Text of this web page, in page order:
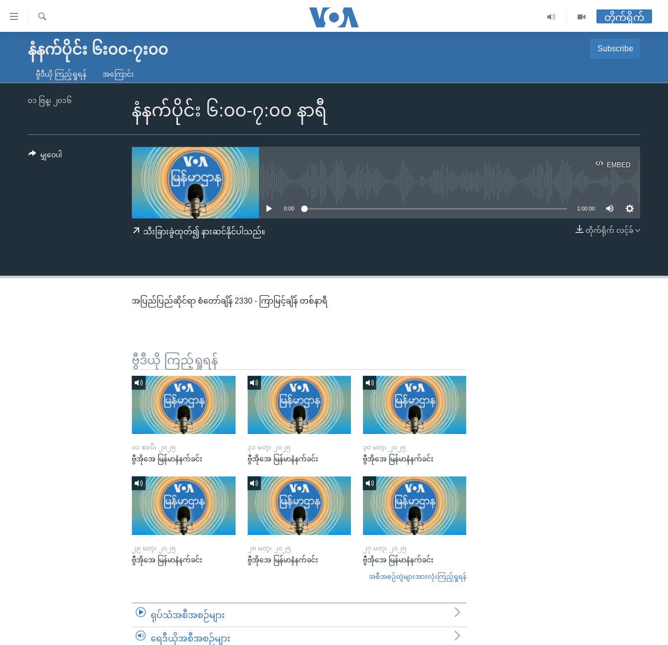
လွယ်ကူ
သည့်
ကျော်
မူလစာမျက်နှာ
ကမ္ဘာ့သတင်းများ
နိုင်ငံတကာ
တရုတ်
အစ္စရေး-ပါလက်စတိုင်း
ရပ်ဝန်းတခု လမ်းတခု အလွန်
အင်္ဂလိပ်စာလေ့လာမယ်
ရ
လာ
တိုက်ရိုက်
နံနက်ပိုင်း ၆း၀၀-၇း၀၀ Subscribe
Apple Podcasts
Spotify
ဗွီဒီယို ကြည့်ရှုရန် အကြောင်း
နံနက်ပိုင်း ၆:၀၀-၇:၀၀ နာရီ
၀၁ ဇြန္၊ ၂၀၁၆
EMBED
EMBED
0:00 1:00:00
တိုက်ရိုက် လင့်ခ်
သီးခြားခွဲထုတ်၍ နားဆင်နိုင်ပါသည်။
မျှဝေပါ
အပြည်ပြည်ဆိုင်ရာ စံတော်ချိန် 2330 - ကြာမြင့်ချိန် တစ်နာရီ
ဗွီဒီယို ကြည့်ရှုရန်
၀၁ ဧၿပီ၊ ၂၀၂၅
ဗွီအိုအေ မြန်မာနံနက်ခင်း
၃၁ မတ္၊ ၂၀၂၅
ဗွီအိုအေ မြန်မာနံနက်ခင်း
၃၀ မတ္၊ ၂၀၂၅
ဗွီအိုအေ မြန်မာနံနက်ခင်း
၂၉ မတ္၊ ၂၀၂၅
ဗွီအိုအေ မြန်မာနံနက်ခင်း
၂၈ မတ္၊ ၂၀၂၅
ဗွီအိုအေ မြန်မာနံနက်ခင်း
၂၇ မတ္၊ ၂၀၂၅
ဗွီအိုအေ မြန်မာနံနက်ခင်း
အစီအစဉ်တွဲများအားလုံးကြည့်ရှုရန်
ရုပ်သံအစီအစဉ်များ
ရေဒီယိုအစီအစဉ်များ